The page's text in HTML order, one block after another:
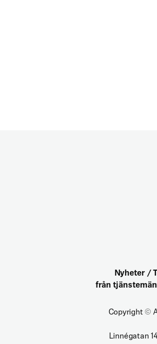
Nyheter /
från
Copyright ©
Linnégatan